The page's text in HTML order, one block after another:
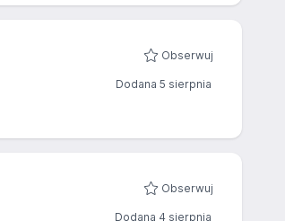
Obserwuj
Dodana 5 sierpnia
Obserwuj
Dodana 4 sierpnia